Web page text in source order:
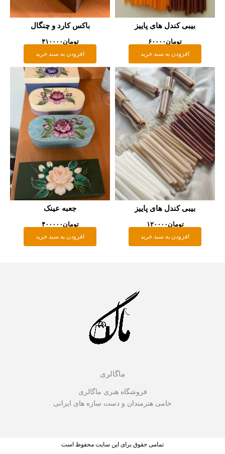
بیبی کندل های پاییز
تومان۶۰۰۰۰
افزودن به سبد خرید
باکس کارد و چنگال
تومان۴۱۰۰۰۰
افزودن به سبد خرید
بیبی کندل های پاییز
تومان۱۲۰۰۰۰
افزودن به سبد خرید
جعبه عینک
تومان۴۰۰۰۰۰
افزودن به سبد خرید
ماگالری
فروشگاه هنری ماگالری
حامی هنرمندان و دست سازه های ایرانی
تمامی حقوق برای این سایت محفوظ است